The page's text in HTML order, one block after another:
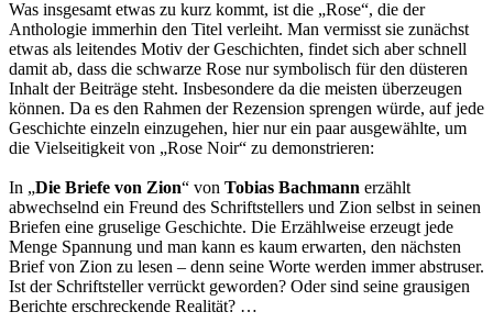
Was insgesamt etwas zu kurz kommt, ist die „Rose“, die der
Anthologie immerhin den Titel verleiht. Man vermisst sie zunächst
etwas als leitendes Motiv der Geschichten, findet sich aber schnell
damit ab, dass die schwarze Rose nur symbolisch für den düsteren
Inhalt der Beiträge steht. Insbesondere da die meisten überzeugen
können. Da es den Rahmen der Rezension sprengen würde, auf jede
Geschichte einzeln einzugehen, hier nur ein paar ausgewählte, um
die Vielseitigkeit von „Rose Noir“ zu demonstrieren:
In „Die Briefe von Zion“ von Tobias Bachmann erzählt
abwechselnd ein Freund des Schriftstellers und Zion selbst in seinen
Briefen eine gruselige Geschichte. Die Erzählweise erzeugt jede
Menge Spannung und man kann es kaum erwarten, den nächsten
Brief von Zion zu lesen – denn seine Worte werden immer abstruser.
Ist der Schriftsteller verrückt geworden? Oder sind seine grausigen
Berichte erschreckende Realität? …